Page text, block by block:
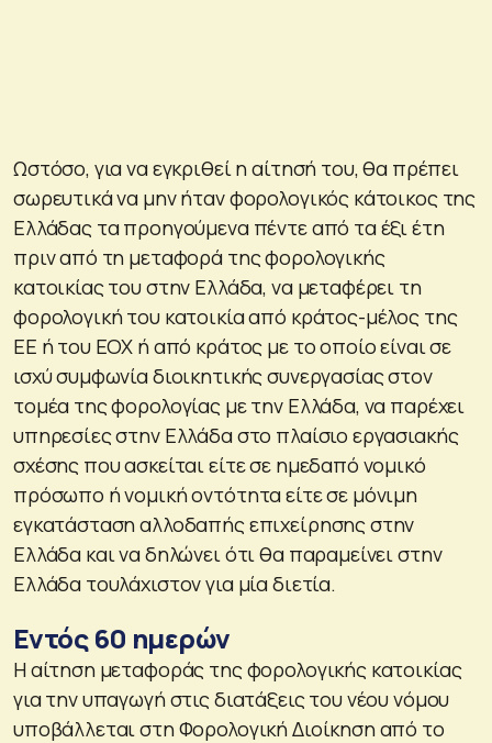
Ωστόσο, για να εγκριθεί η αίτησή του, θα πρέπει
σωρευτικά να μην ήταν φορολογικός κάτοικος της
Ελλάδας τα προηγούμενα πέντε από τα έξι έτη
πριν από τη μεταφορά της φορολογικής
κατοικίας του στην Ελλάδα, να μεταφέρει τη
φορολογική του κατοικία από κράτος-μέλος της
ΕΕ ή του ΕΟΧ ή από κράτος με το οποίο είναι σε
ισχύ συμφωνία διοικητικής συνεργασίας στον
τομέα της φορολογίας με την Ελλάδα, να παρέχει
υπηρεσίες στην Ελλάδα στο πλαίσιο εργασιακής
σχέσης που ασκείται είτε σε ημεδαπό νομικό
πρόσωπο ή νομική οντότητα είτε σε μόνιμη
εγκατάσταση αλλοδαπής επιχείρησης στην
Ελλάδα και να δηλώνει ότι θα παραμείνει στην
Ελλάδα τουλάχιστον για μία διετία.
Εντός 60 ημερών
Η αίτηση μεταφοράς της φορολογικής κατοικίας
για την υπαγωγή στις διατάξεις του νέου νόμου
υποβάλλεται στη Φορολογική Διοίκηση από το